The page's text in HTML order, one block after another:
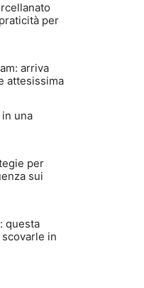
per
arriva
attesissima
una
per
sui
questa
in